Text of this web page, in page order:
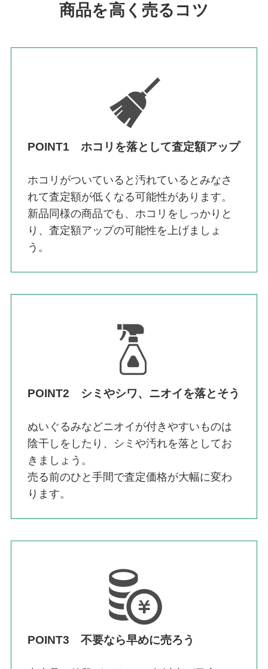
商品を高く売るコツ
POINT1 ホコリを落として査定額アップ
ホコリがついていると汚れているとみなさ
れて査定額が低くなる可能性があります。
新品同様の商品でも、ホコリをしっかりと
り、査定額アップの可能性を上げましょ
う。
POINT2 シミやシワ、ニオイを落とそう
ぬいぐるみなどニオイが付きやすいものは
陰干しをしたり、シミや汚れを落としてお
きましょう。
売る前のひと手間で査定価格が大幅に変わ
ります。
POINT3 不要なら早めに売ろう